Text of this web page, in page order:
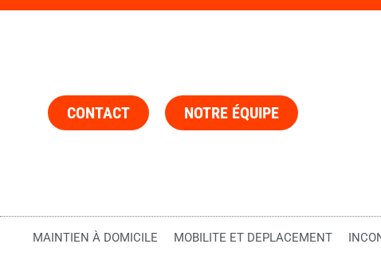
CONTACT NOTRE ÉQUIPE
MAINTIEN À DOMICILE MOBILITE ET DEPLACEMENT